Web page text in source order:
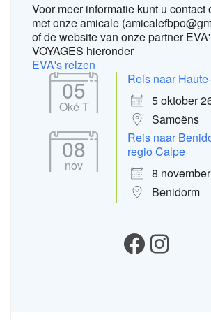
Voor meer informatie kunt u contact
met onze amicale
of de website van onze partner
VOYAGES hieronder
EVA's reizen
05
Oké T
Reis naar
5 oktober
Samoëns
08
nov
Reis naar
regio Calpe
8
Benidorm
Onze FacebookInstagram